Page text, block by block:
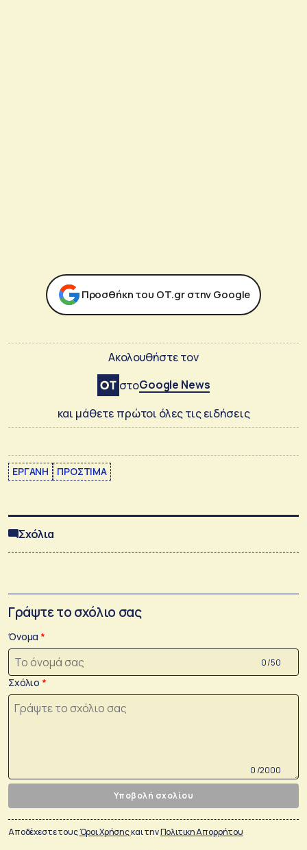
Προσθήκη του ΟΤ.gr στην Google
Ακολουθήστε τον
στοGoogle News
και μάθετε πρώτοι όλες τις ειδήσεις
ΕΡΓΑΝΗ ΠΡΟΣΤΙΜΑ
Σχόλια
Γράψτε το σχόλιο σας
Όνομα
0 /50
Σχόλιο
0 /2000
Υποβολή σχολίου
Αποδέχεστε τουςΌροι Χρήσηςκαι τηνΠολιτικη Απορρήτου